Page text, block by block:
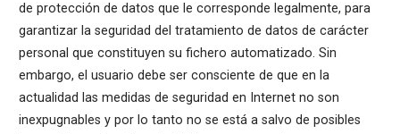
de protección de datos que le corresponde legalmente, para
garantizar la seguridad del tratamiento de datos de carácter
personal que constituyen su fichero automatizado. Sin
embargo, el usuario debe ser consciente de que en la
actualidad las medidas de seguridad en Internet no son
inexpugnables y por lo tanto no se está a salvo de posibles